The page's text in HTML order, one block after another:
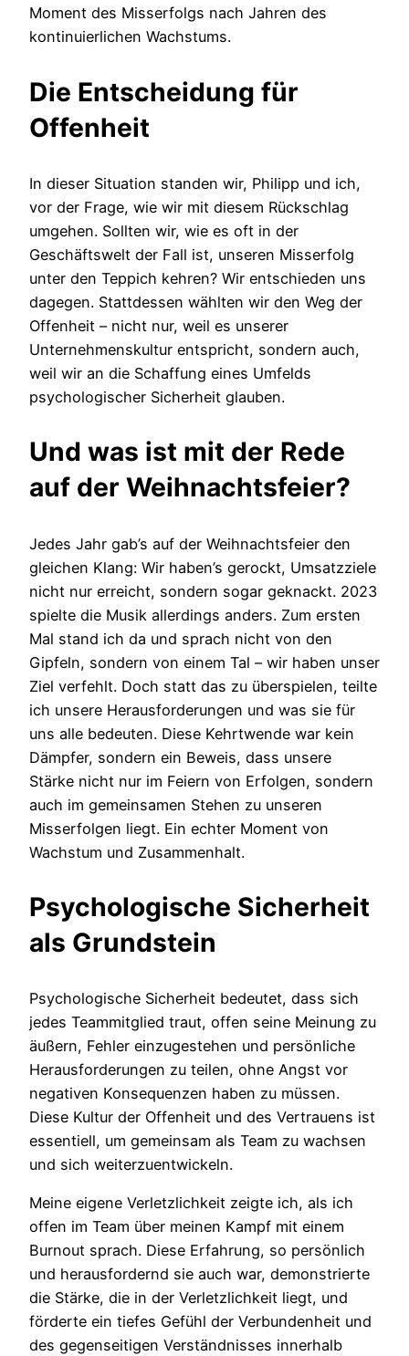
Moment des Misserfolgs nach Jahren des
kontinuierlichen Wachstums.
Die Entscheidung für
Offenheit
In dieser Situation standen wir, Philipp und ich,
vor der Frage, wie wir mit diesem Rückschlag
umgehen. Sollten wir, wie es oft in der
Geschäftswelt der Fall ist, unseren Misserfolg
unter den Teppich kehren? Wir entschieden uns
dagegen. Stattdessen wählten wir den Weg der
Offenheit – nicht nur, weil es unserer
Unternehmenskultur entspricht, sondern auch,
weil wir an die Schaffung eines Umfelds
psychologischer Sicherheit glauben.
Und was ist mit der Rede
auf der Weihnachtsfeier?
Jedes Jahr gab’s auf der Weihnachtsfeier den
gleichen Klang: Wir haben’s gerockt, Umsatzziele
nicht nur erreicht, sondern sogar geknackt. 2023
spielte die Musik allerdings anders. Zum ersten
Mal stand ich da und sprach nicht von den
Gipfeln, sondern von einem Tal – wir haben unser
Ziel verfehlt. Doch statt das zu überspielen, teilte
ich unsere Herausforderungen und was sie für
uns alle bedeuten. Diese Kehrtwende war kein
Dämpfer, sondern ein Beweis, dass unsere
Stärke nicht nur im Feiern von Erfolgen, sondern
auch im gemeinsamen Stehen zu unseren
Misserfolgen liegt. Ein echter Moment von
Wachstum und Zusammenhalt.
Psychologische Sicherheit
als Grundstein
Psychologische Sicherheit bedeutet, dass sich
jedes Teammitglied traut, offen seine Meinung zu
äußern, Fehler einzugestehen und persönliche
Herausforderungen zu teilen, ohne Angst vor
negativen Konsequenzen haben zu müssen.
Diese Kultur der Offenheit und des Vertrauens ist
essentiell, um gemeinsam als Team zu wachsen
und sich weiterzuentwickeln.
Meine eigene Verletzlichkeit zeigte ich, als ich
offen im Team über meinen Kampf mit einem
Burnout sprach. Diese Erfahrung, so persönlich
und herausfordernd sie auch war, demonstrierte
die Stärke, die in der Verletzlichkeit liegt, und
förderte ein tiefes Gefühl der Verbundenheit und
des gegenseitigen Verständnisses innerhalb